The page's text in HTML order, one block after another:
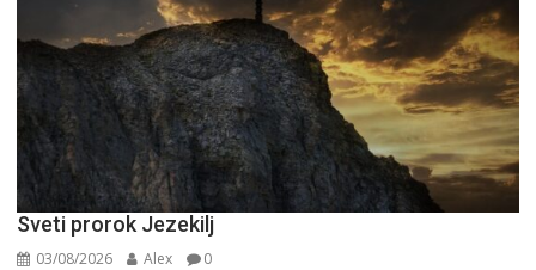
Sveti prorok Jezekilj
03/08/2026 Alex 0